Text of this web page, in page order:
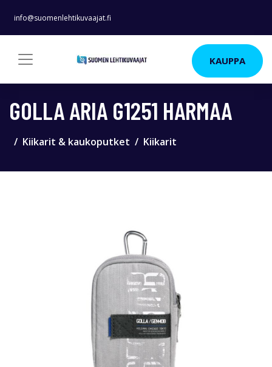
info@suomenlehtikuvaajat.fi
KAUPPA
GOLLA ARIA G1251 HARMAA
Kiikarit & kaukoputket Kiikarit